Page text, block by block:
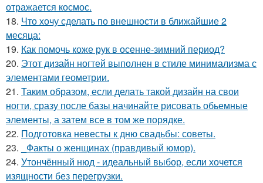
отражается космос.
18. Что хочу сделать по внешности в ближайшие 2
месяца:
19. Как помочь коже рук в осенне-зимний период?
20. Этот дизайн ногтей выполнен в стиле минимализма с
элементами геометрии.
21. Таким образом, если делать такой дизайн на свои
ногти, сразу после базы начинайте рисовать обьемные
элементы, а затем все в том же порядке.
22. Подготовка невесты к дню свадьбы: советы.
23.
_Факты о женщинах (правдивый юмор).
24. Утончённый нюд - идеальный выбор, если хочется
изящности без перегрузки.